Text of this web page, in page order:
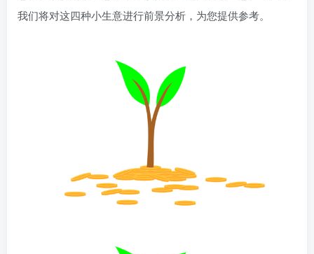
我们将对这四种小生意进行前景分析，为您提供参考。